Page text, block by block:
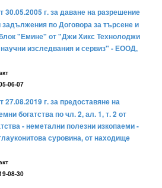
г. за даване на разрешение
по Договора за търсене и
"Емине" от "Джи Хикс Технолоджи
изследвания и сервиз" - ЕООД,
06-07
г. за предоставяне на
богатства по чл. 2, ал. 1, т. 2 от
- неметални полезни изкопаеми -
суровина, от находище
08-30